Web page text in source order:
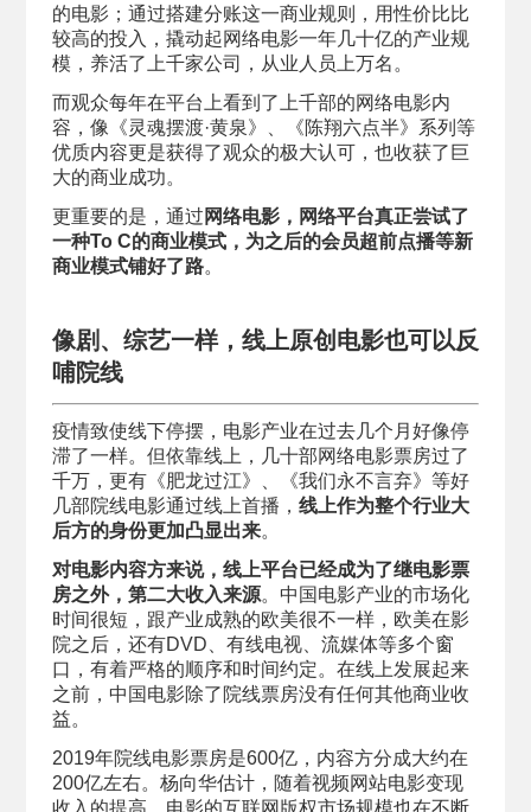
的电影；通过搭建分账这一商业规则，用性价比比
较高的投入，撬动起网络电影一年几十亿的产业规
模，养活了上千家公司，从业人员上万名。
而观众每年在平台上看到了上千部的网络电影内
容，像《灵魂摆渡·黄泉》、《陈翔六点半》系列等
优质内容更是获得了观众的极大认可，也收获了巨
大的商业成功。
更重要的是，通过 网络电影，网络平台真正尝试了
一种To C的商业模式，为之后的会员超前点播等新
商业模式铺好了路。
像剧、综艺一样， 线上原创电影也可以反
哺院线
疫情致使线下停摆，电影产业在过去几个月好像停
滞了一样。但依靠线上，几十部网络电影票房过了
千万，更有《肥龙过江》、《我们永不言弃》等好
几部院线电影通过线上首播， 线上作为整个行业大
后方的身份更加凸显出来。
对电影内容方来说，线上平台已经成为了继电影票
房之外，第二大收入来源。中国电影产业的市场化
时间很短，跟产业成熟的欧美很不一样，欧美在影
院之后，还有DVD、有线电视、流媒体等多个窗
口，有着严格的顺序和时间约定。在线上发展起来
之前，中国电影除了院线票房没有任何其他商业收
益。
2019年院线电影票房是600亿，内容方分成大约在
200亿左右。杨向华估计，随着视频网站电影变现
收入的提高，电影的互联网版权市场规模也在不断